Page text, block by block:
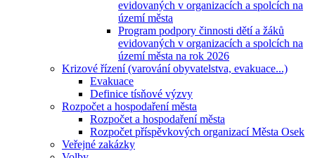
evidovaných v organizacích a spolcích na
území města
Program podpory činnosti dětí a žáků
evidovaných v organizacích a spolcích na
území města na rok 2026
Krizové řízení (varování obyvatelstva, evakuace...)
Evakuace
Definice tísňové výzvy
Rozpočet a hospodaření města
Rozpočet a hospodaření města
Rozpočet příspěvkových organizací Města Osek
Veřejné zakázky